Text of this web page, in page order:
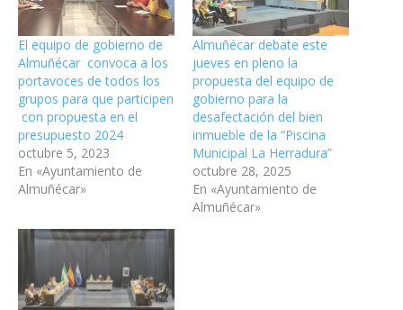
El equipo de gobierno de
Almuñécar convoca a los
portavoces de todos los
grupos para que participen
con propuesta en el
presupuesto 2024
octubre 5, 2023
En «Ayuntamiento de
Almuñécar»
Almuñécar debate este
jueves en pleno la
propuesta del equipo de
gobierno para la
desafectación del bien
inmueble de la “Piscina
Municipal La Herradura”
octubre 28, 2025
En «Ayuntamiento de
Almuñécar»